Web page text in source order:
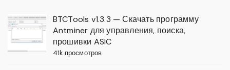
BTCTools v1.3.3 — Скачать программу
Antminer для управления, поиска,
прошивки ASIC
41k просмотров